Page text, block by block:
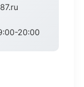
20:00